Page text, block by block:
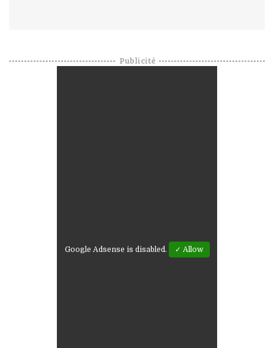
Publicité
Google Adsense is disabled. ✓ Allow